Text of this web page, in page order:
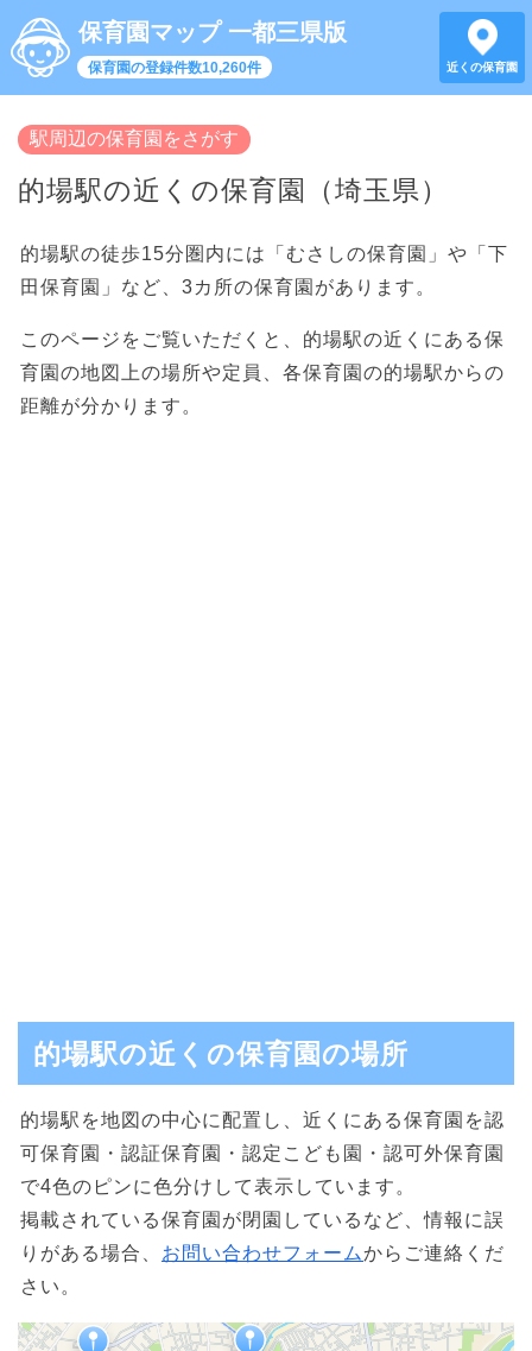
保育園マップ 一都三県版
保育園の登録件数10,260件 近くの保育園
駅周辺の保育園をさがす
的場駅の近くの保育園（埼玉県）
的場駅の徒歩15分圏内には「むさしの保育園」や「下
田保育園」など、3カ所の保育園があります。
このページをご覧いただくと、的場駅の近くにある保
育園の地図上の場所や定員、各保育園の的場駅からの
距離が分かります。
的場駅の近くの保育園の場所
的場駅を地図の中心に配置し、近くにある保育園を認
可保育園・認証保育園・認定こども園・認可外保育園
で4色のピンに色分けして表示しています。
掲載されている保育園が閉園しているなど、情報に誤
りがある場合、 お問い合わせフォームからご連絡くだ
さい。